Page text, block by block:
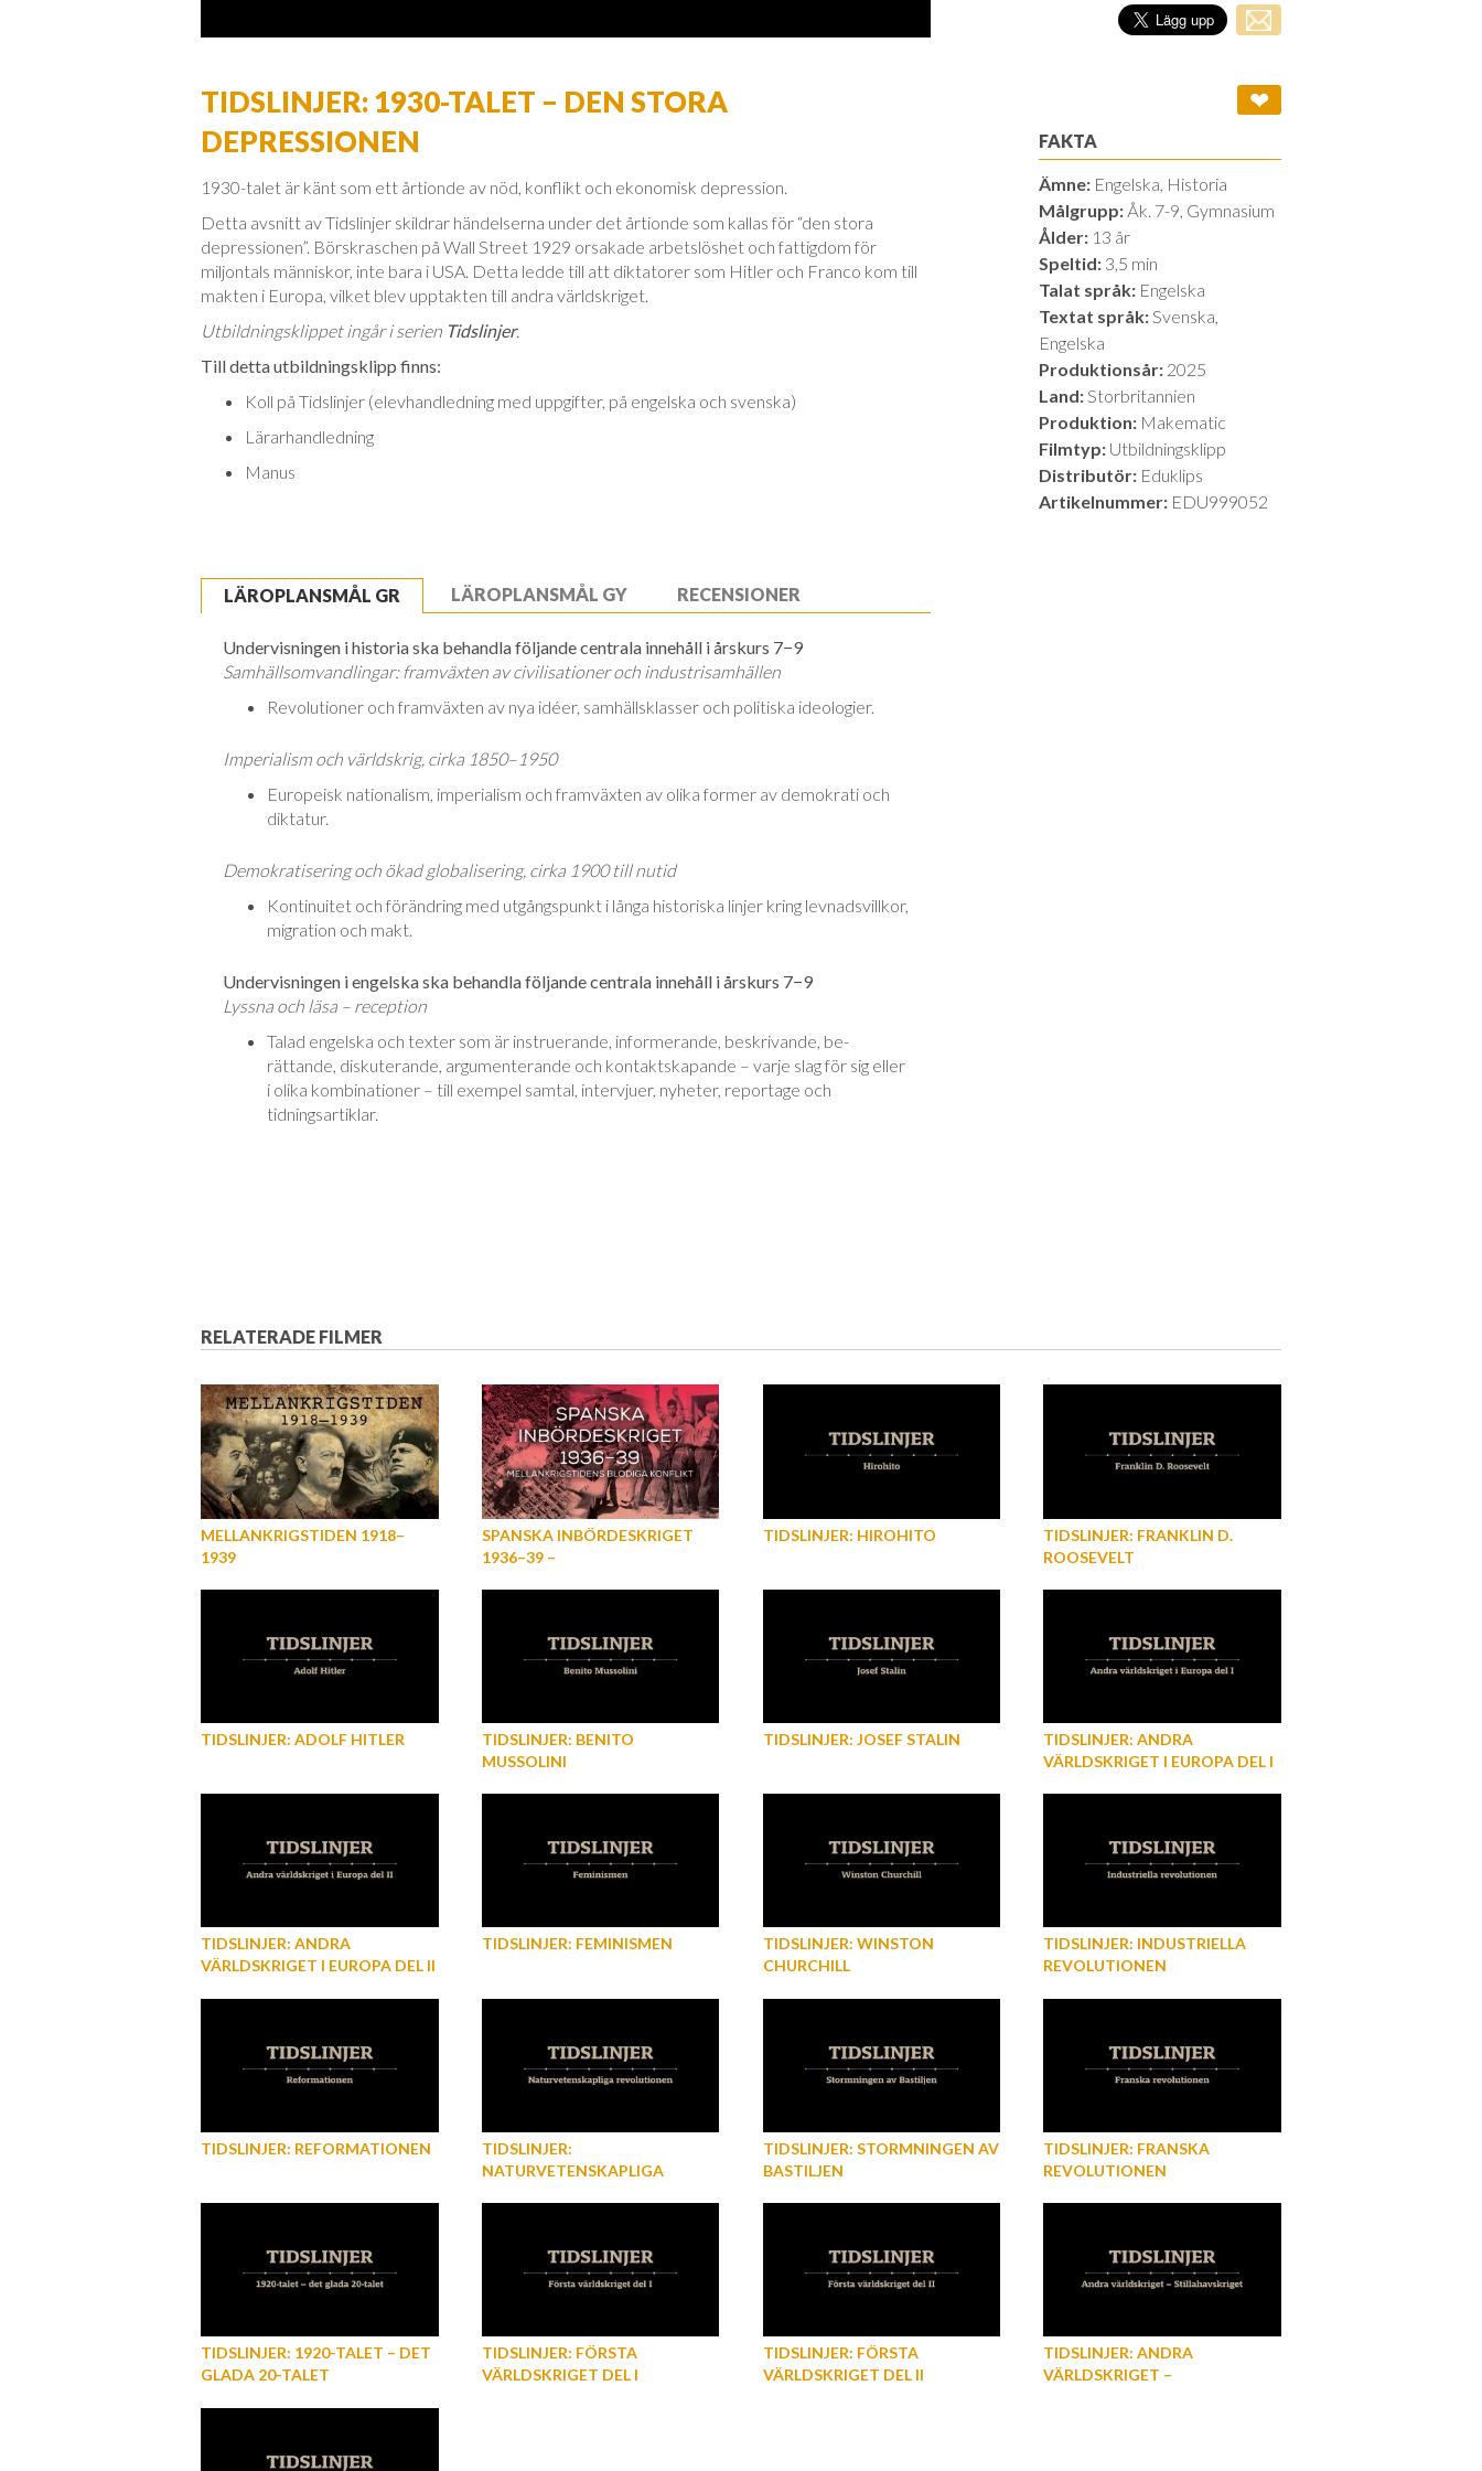
TIDSLINJER: 1930-TALET – DEN STORA
DEPRESSIONEN
1930-talet är känt som ett årtionde av nöd, konflikt och ekonomisk depression.
Detta avsnitt av Tidslinjer skildrar händelserna under det årtionde som kallas för “den stora
depressionen”. Börskraschen på Wall Street 1929 orsakade arbetslöshet och fattigdom för
miljontals människor, inte bara i USA. Detta ledde till att diktatorer som Hitler och Franco kom till
makten i Europa, vilket blev upptakten till andra världskriget.
Utbildningsklippet ingår i serien Tidslinjer.
Till detta utbildningsklipp finns:
Koll på Tidslinjer (elevhandledning med uppgifter, på engelska och svenska)
Lärarhandledning
Manus
LÄROPLANSMÅL GR
Undervisningen i historia ska behandla följande centrala innehåll i årskurs 7−9
Samhällsomvandlingar: framväxten av civilisationer och industrisamhällen
Revolutioner och framväxten av nya idéer, samhällsklasser och politiska ideo­logier.
Imperialism och världskrig, cirka 1850–1950
Europeisk nationalism, imperialism och framväxten av olika former av de­mo­krati och
diktatur.
Demokratisering och ökad globalisering, cirka 1900 till nutid
Kontinuitet och förändring med utgångspunkt i långa historiska linjer kring lev­nads­villkor,
migration och makt.
Undervisningen i engelska ska behandla följande centrala innehåll i årskurs 7−9
Lyssna och läsa – reception
Talad engelska och texter som är instruerande, informerande, beskrivande, be­
rättande, diskuterande, argumenterande och kontaktskapande – varje slag för sig eller
i olika kombinationer – till exempel samtal, intervjuer, ny­he­ter, reportage och
tidningsartiklar.
LÄROPLANSMÅL GY RECENSIONER
❤
FAKTA
Ämne: Engelska, Historia
Målgrupp: Åk. 7-9, Gymnasium
Ålder: 13 år
Speltid: 3,5 min
Talat språk: Engelska
Textat språk:Svenska,
Engelska
Produktionsår: 2025
Land:Storbritannien
Produktion: Makematic
Filmtyp: Utbildningsklipp
Distributör: Eduklips
Artikelnummer: EDU999052
RELATERADE FILMER
MELLANKRIGSTIDEN 1918–
1939
SPANSKA INBÖRDESKRIGET
1936–39 –
TIDSLINJER: HIROHITO
TIDSLINJER: FRANKLIN D.
ROOSEVELT
TIDSLINJER: ADOLF HITLER
TIDSLINJER: BENITO
MUSSOLINI
TIDSLINJER: JOSEF STALIN
TIDSLINJER: ANDRA
VÄRLDSKRIGET I EUROPA DEL I
TIDSLINJER: ANDRA
VÄRLDSKRIGET I EUROPA DEL II
TIDSLINJER: FEMINISMEN
TIDSLINJER: WINSTON
CHURCHILL
TIDSLINJER: INDUSTRIELLA
REVOLUTIONEN
TIDSLINJER: REFORMATIONEN
TIDSLINJER:
NATURVETENSKAPLIGA
TIDSLINJER: STORMNINGEN AV
BASTILJEN
TIDSLINJER: FRANSKA
REVOLUTIONEN
TIDSLINJER: 1920-TALET – DET
GLADA 20-TALET
TIDSLINJER: FÖRSTA
VÄRLDSKRIGET DEL I
TIDSLINJER: FÖRSTA
VÄRLDSKRIGET DEL II
TIDSLINJER: ANDRA
VÄRLDSKRIGET –